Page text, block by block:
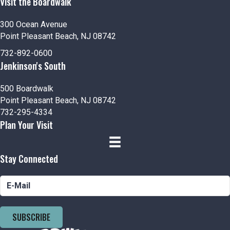
i
g
t
s
300 Ocean Avenue
Point Pleasant Beach, NJ 08742
732-892-0600
Jenkinson's South
500 Boardwalk
Point Pleasant Beach, NJ 08742
732-295-4334
Plan Your Visit
Stay Connected
SUBSCRIBE